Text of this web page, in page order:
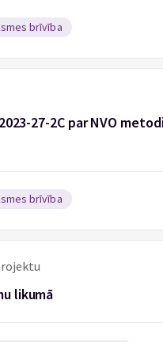
brīvība
27-2C par NVO
brīvība
likumā